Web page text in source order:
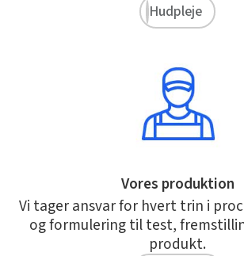
Hudpleje
Vores produktion
Vi tager ansvar for hvert trin i
og formulering til test,
produkt.